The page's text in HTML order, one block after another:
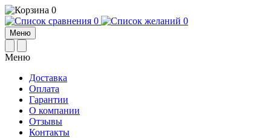
0
0
0
Меню
Меню
Доставка
Оплата
Гарантии
О компании
Отзывы
Контакты